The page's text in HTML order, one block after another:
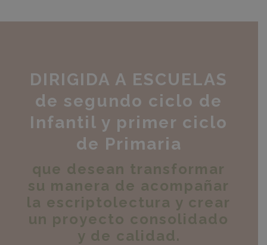
DIRIGIDA A ESCUELAS
de segundo ciclo de
Infantil y primer ciclo
de Primaria